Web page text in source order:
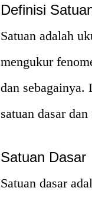
Definisi
Satuan adalah
mengukur
dan
satuan dasar
Satuan Dasar
Satuan dasar